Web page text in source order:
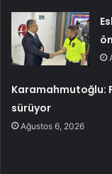
Karamahmutoğlu:
sürüyor
Ağustos 6, 2026